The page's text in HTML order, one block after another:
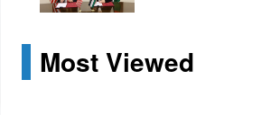
Most Viewed